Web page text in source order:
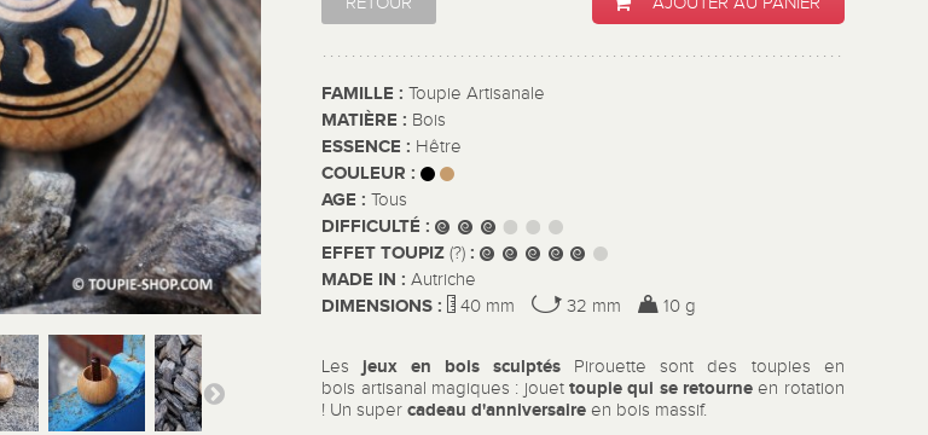
FAMILLE :Toupie Artisanale
MATIÈRE : Bois
ESSENCE : Hêtre
COULEUR :
AGE :Tous
DIFFICULTÉ :
EFFET TOUPIZ(?) :
MADE IN :Autriche
DIMENSIONS : 40 mm 32 mm 10 g
Les jeux en bois sculptés Pirouette sont des toupies en
bois artisanal magiques : jouettoupie qui se retourneen rotation
! Un supercadeau d'anniversaireen bois massif.